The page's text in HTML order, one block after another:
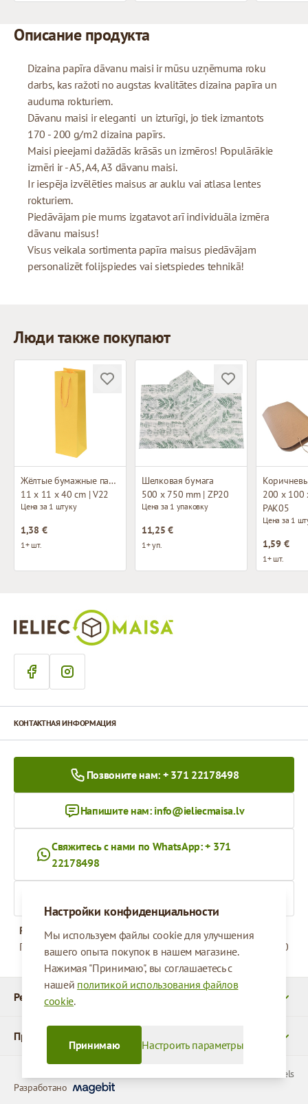
Описание продукта
Dizaina papīra dāvanu maisi ir mūsu uzņēmuma roku
darbs, kas ražoti no augstas kvalitātes dizaina papīra un
auduma rokturiem.
Dāvanu maisi ir eleganti un izturīgi, jo tiek izmantots
170 - 200 g/m2 dizaina papīrs.
Maisi pieejami dažādās krāsās un izmēros! Populārākie
izmēri ir - A5, A4, A3 dāvanu maisi.
Ir iespēja izvēlēties maisus ar auklu vai atlasa lentes
rokturiem.
Piedāvājam pie mums izgatavot arī individuāla izmēra
dāvanu maisus!
Visus veikala sortimenta papīra maisus piedāvājam
personalizēt folijspiedes vai sietspiedes tehnikā!
Люди также покупают
Жёлтые бумажные пакеты с тканевыми ручками
11 x 11 x 40 cm | V22
Цена за 1 штуку
1,38 €
1+ шт.
Шелковая бумага
500 x 750 mm | ZP20
Цена за 1 упаковку
11,25 €
1+ уп.
200 x 100
PAK05
Цена за 1
1,59 €
1+ шт.
Настройки конфиденциальности
Мы используем файлы cookie для улучшения
вашего опыта покупок в нашем магазине.
Нажимая "Принимаю", вы соглашаетесь с
нашей политикой использования файлов
cookie.
Настроить параметры
Принимаю
Реквизиты
Продукты
КОНТАКТНАЯ ИНФОРМАЦИЯ
Позвоните нам: + 371 22178498
Напишите нам: info@ieliecmaisa.lv
Свяжитесь с нами по WhatsApp: + 371
22178498
Рабочее время
Понедельник - Пятница
09:00 - 17:00
© 2026 SIA Parcels
Разработано